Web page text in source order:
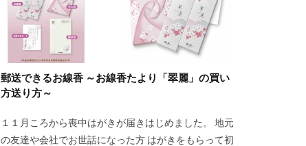
郵送できるお線香 ～お線香たより「翠麗」の買い
方送り方～
１１月ころから喪中はがきが届きはじめました。 地元
の友達や会社でお世話になった方 はがきをもらって初